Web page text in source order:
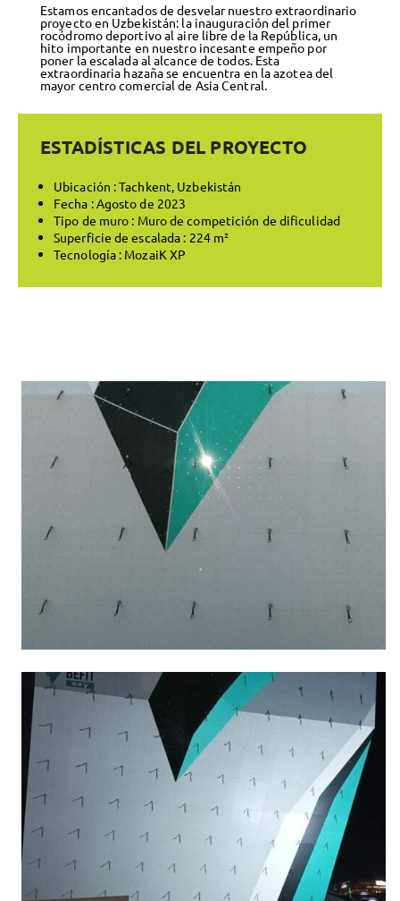
Estamos encantados de desvelar nuestro extraordinario
proyecto en Uzbekistán: la inauguración del primer
rocódromo deportivo al aire libre de la República, un
hito importante en nuestro incesante empeño por
poner la escalada al alcance de todos. Esta
extraordinaria hazaña se encuentra en la azotea del
mayor centro comercial de Asia Central.
ESTADÍSTICAS DEL PROYECTO
Ubicación : Tachkent, Uzbekistán
Fecha : Agosto de 2023
Tipo de muro : Muro de competición de dificulidad
Superficie de escalada : 224 m²
Tecnología : MozaiK XP